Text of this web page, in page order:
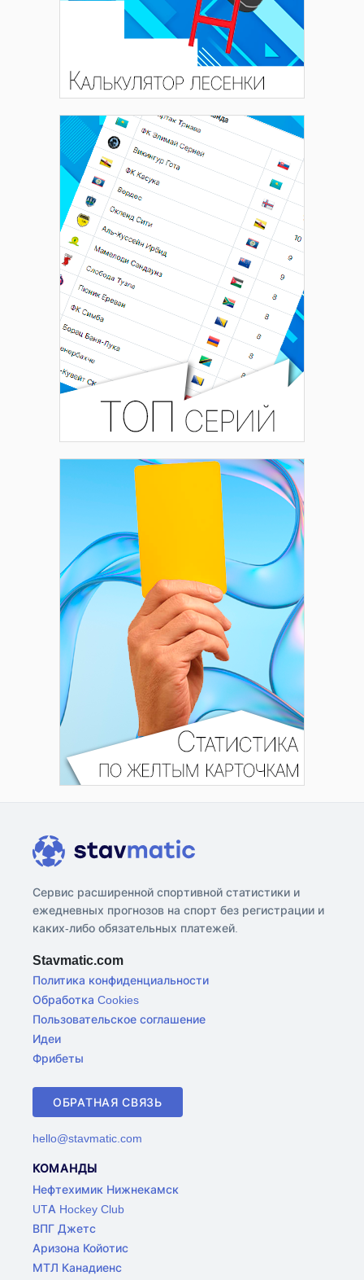
Сервис расширенной спортивной статистики и
ежедневных прогнозов на спорт без регистрации и
каких-либо обязательных платежей.
Stavmatic.com
Политика конфиденциальности
Обработка Cookies
Пользовательское соглашение
Идеи
Фрибеты
ОБРАТНАЯ СВЯЗЬ
hello@stavmatic.com
КОМАНДЫ
Нефтехимик Нижнекамск
UTA Hockey Club
ВПГ Джетс
Аризона Койотис
МТЛ Канадиенс